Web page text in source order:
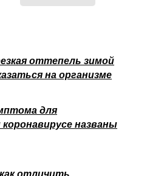
оттепель зимой
на организме
для
названы